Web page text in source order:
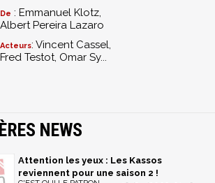
De : Emmanuel Klotz,
Albert Pereira Lazaro
Acteurs: Vincent Cassel,
Fred Testot, Omar Sy...
NEWS
Attention les yeux : Les Kassos
reviennent pour une saison 2 !